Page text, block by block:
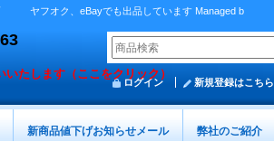
プ ヤフオク、eBayでも出品しています Managed b
たします（ここをクリック）
ログイン 新規登録はこちら
新商品値下げお知らせメール 弊社のご紹介